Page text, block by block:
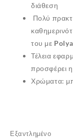
διάθεση
Πολύ
του με
Τέλεια
προσφέρει η
Χρώματα:
Εξαντλημένο